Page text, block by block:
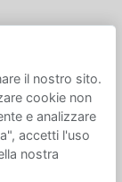
il nostro sito.
cookie non
e analizzare
accetti l'uso
nostra